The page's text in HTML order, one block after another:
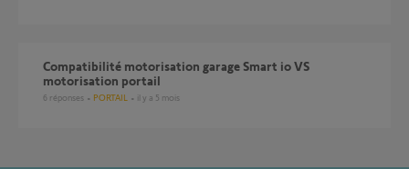
Compatibilité motorisation garage Smart io VS
motorisation portail
6 réponses PORTAIL il y a 5 mois